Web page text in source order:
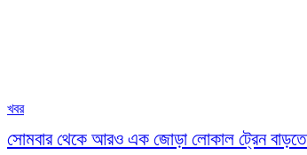
খবর
সোমবার থেকে আরও এক জোড়া লোকাল ট্রেন